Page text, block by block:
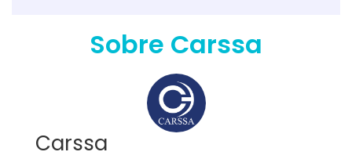
Sobre Carssa
Carssa